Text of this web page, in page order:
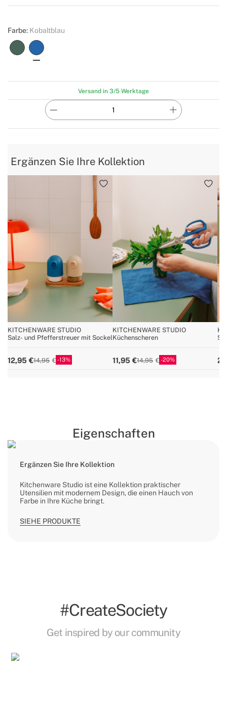
Create
Farbe: Kobaltblau
Versand in 3/5 Werktage
Ergänzen Sie Ihre Kollektion
KITCHENWARE STUDIO
Salz- und Pfefferstreuer mit Sockel
12,95 14,95 13
KITCHENWARE STUDIO
Küchenscheren
11,95 14,95 20
Eigenschaften
Ergänzen Sie Ihre Kollektion
Kitchenware Studio ist eine Kollektion praktischer
Utensilien mit modernem Design, die einen Hauch von
Farbe in Ihre Küche bringt.
SIEHE PRODUKTE
#CreateSociety
Get inspired by our community